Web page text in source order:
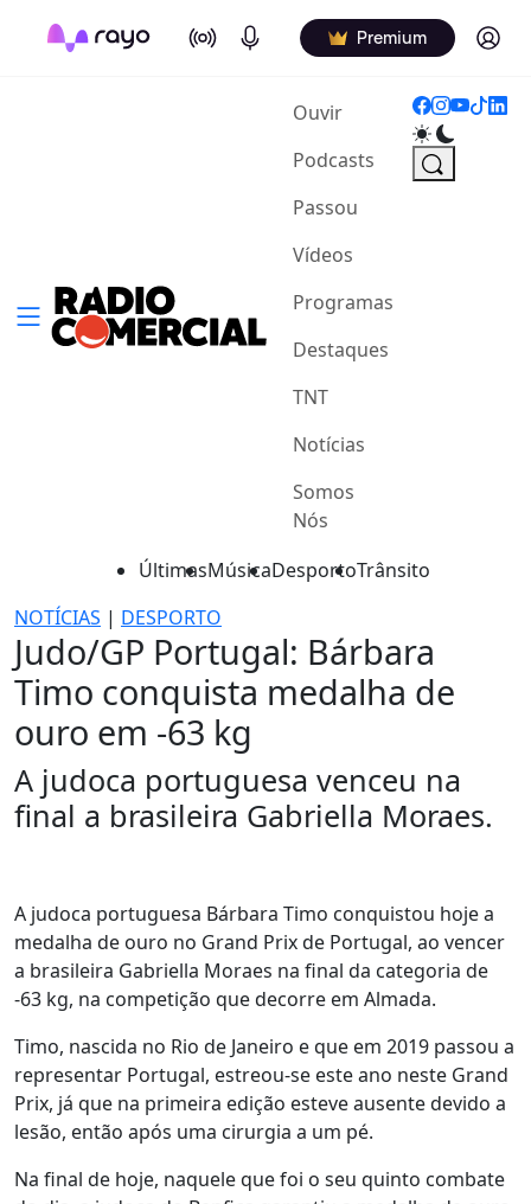
On Air Podcasts Premium Log in
Ouvir(current)
Podcasts
Passou
Vídeos
Programas
Destaques
TNT
Notícias
Somos
Nós
ÚltimasMúsicaDesportoTrânsito
NOTÍCIAS | DESPORTO
Judo/GP Portugal: Bárbara
Timo conquista medalha de
ouro em -63 kg
A judoca portuguesa venceu na
final a brasileira Gabriella Moraes.
A judoca portuguesa Bárbara Timo conquistou hoje a
medalha de ouro no Grand Prix de Portugal, ao vencer
a brasileira Gabriella Moraes na final da categoria de
-63 kg, na competição que decorre em Almada.
Timo, nascida no Rio de Janeiro e que em 2019 passou a
representar Portugal, estreou-se este ano neste Grand
Prix, já que na primeira edição esteve ausente devido a
lesão, então após uma cirurgia a um pé.
Na final de hoje, naquele que foi o seu quinto combate